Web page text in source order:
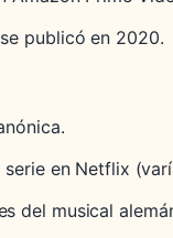
se publicó en 2020.
en Netflix
del musical